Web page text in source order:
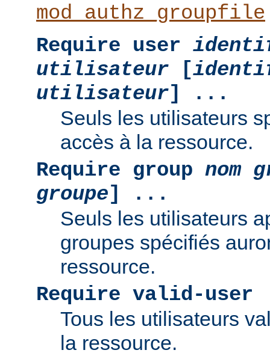
mod_authz_groupfile
Require user
utilisateur [
utilisateur] ...
Seuls les utilisateurs
accès à la ressource.
Require group nom
groupe] ...
Seuls les utilisateurs
groupes spécifiés
ressource.
Require valid-user
Tous les utilisateurs
la ressource.